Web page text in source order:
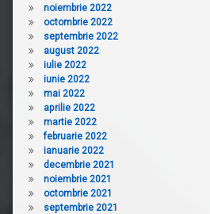
noiembrie 2022
octombrie 2022
septembrie 2022
august 2022
iulie 2022
iunie 2022
mai 2022
aprilie 2022
martie 2022
februarie 2022
ianuarie 2022
decembrie 2021
noiembrie 2021
octombrie 2021
septembrie 2021